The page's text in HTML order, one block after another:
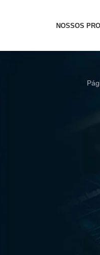
NOSSOS
Multimodal